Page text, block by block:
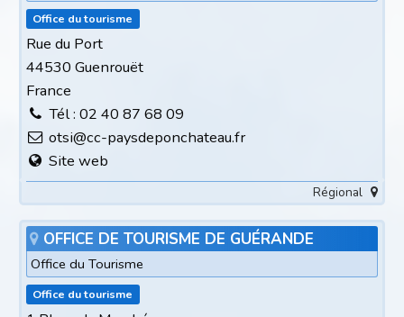
Office du tourisme
Rue du Port
44530 Guenrouët
France
Tél : 02 40 87 68 09
otsi@cc-paysdeponchateau.fr
Site web
Régional
OFFICE DE TOURISME DE GUÉRANDE
Office du Tourisme
Office du tourisme